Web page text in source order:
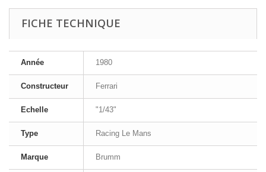
FICHE TECHNIQUE
Année 1980
Constructeur Ferrari
Echelle "1/43"
Type Racing Le Mans
Marque Brumm